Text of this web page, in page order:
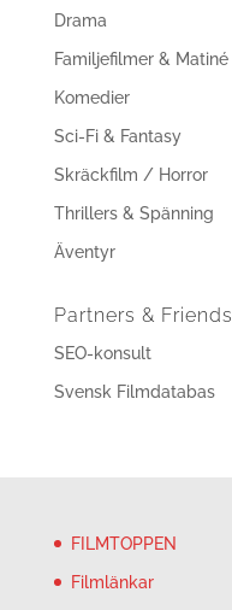
Drama
Familjefilmer & Matiné
Komedier
Sci-Fi & Fantasy
Skräckfilm / Horror
Thrillers & Spänning
Äventyr
Partners & Friends
SEO-konsult
Svensk Filmdatabas
FILMTOPPEN
Filmlänkar